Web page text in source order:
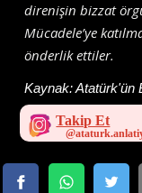
direnişin bizzat
Mücadele’ye
önderlik ettiler.
Kaynak:Atatürk'ün
Takip Et